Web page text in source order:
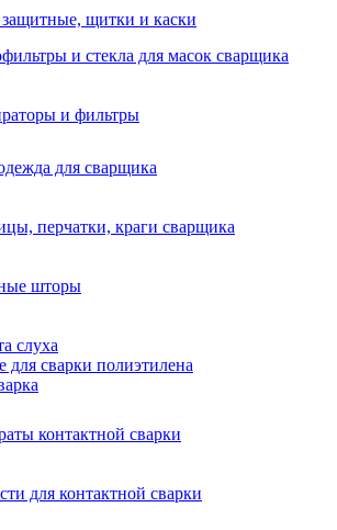
щитки и каски
и стекла для масок сварщика
и фильтры
для сварщика
перчатки, краги сварщика
шторы
слуха
для сварки полиэтилена
контактной сварки
для контактной сварки